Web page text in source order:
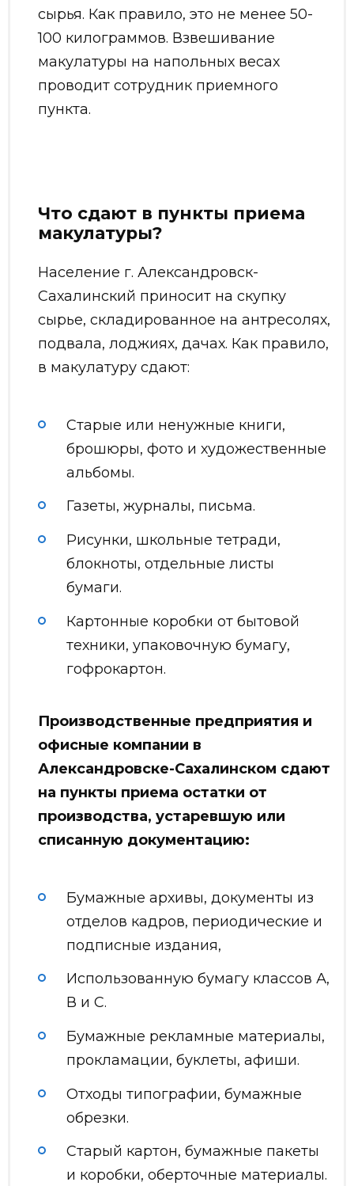
сырья. Как правило, это не менее 50-
100 килограммов. Взвешивание
макулатуры на напольных весах
проводит сотрудник приемного
пункта.
Что сдают в пункты приема
макулатуры?
Население г. Александровск-
Сахалинский приносит на скупку
сырье, складированное на антресолях,
подвала, лоджиях, дачах. Как правило,
в макулатуру сдают:
Старые или ненужные книги,
брошюры, фото и художественные
альбомы.
Газеты, журналы, письма.
Рисунки, школьные тетради,
блокноты, отдельные листы
бумаги.
Картонные коробки от бытовой
техники, упаковочную бумагу,
гофрокартон.
Производственные предприятия и
офисные компании в
Александровске-Сахалинском сдают
на пункты приема остатки от
производства, устаревшую или
списанную документацию:
Бумажные архивы, документы из
отделов кадров, периодические и
подписные издания,
Использованную бумагу классов А,
В и С.
Бумажные рекламные материалы,
прокламации, буклеты, афиши.
Отходы типографии, бумажные
обрезки.
Старый картон, бумажные пакеты
и коробки, оберточные материалы.